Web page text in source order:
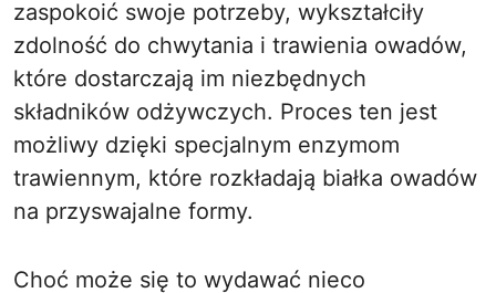
zaspokoić swoje potrzeby, wykształciły
zdolność do chwytania i trawienia owadów,
które dostarczają im niezbędnych
składników odżywczych. Proces ten jest
możliwy dzięki specjalnym enzymom
trawiennym, które rozkładają białka owadów
na przyswajalne formy.
Choć może się to wydawać nieco